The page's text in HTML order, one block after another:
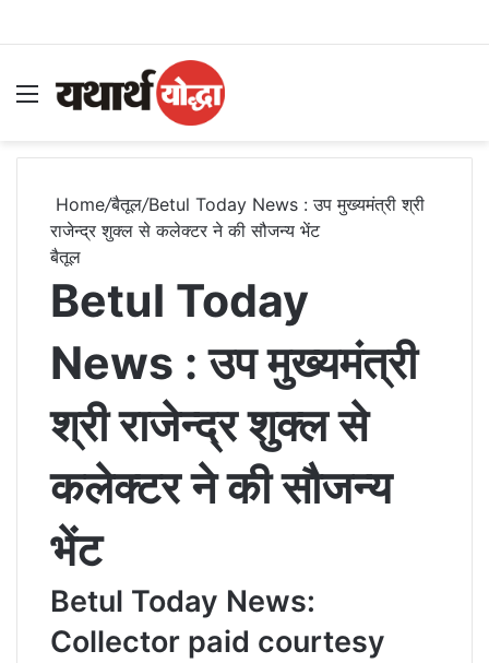
Menu
Home/बैतूल/Betul Today News : उप मुख्यमंत्री श्री
राजेन्द्र शुक्ल से कलेक्टर ने की सौजन्य भेंट
बैतूल
Betul Today
News : उप मुख्यमंत्री
श्री राजेन्द्र शुक्ल से
कलेक्टर ने की सौजन्य
भेंट
Betul Today News:
Collector paid courtesy